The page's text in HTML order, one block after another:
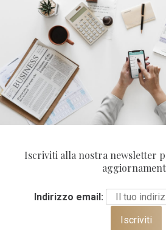
passatempo per raccontarsi o
argomento di cui ci si sente esperti
veramente.
Condividi
Iscriviti alla nostra newsletter
Indirizzo email: